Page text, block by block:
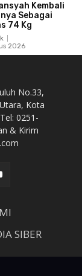
Kembali
Sebagai
74 Kg
2026
No.33,
Kota
0251-
& Kirim
SIBER